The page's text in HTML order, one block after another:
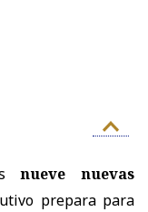
nueve nuevas
prepara para